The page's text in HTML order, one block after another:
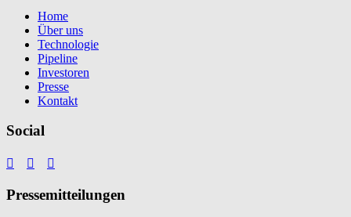
Home
Über uns
Technologie
Pipeline
Investoren
Presse
Kontakt
Social
  
Pressemitteilungen